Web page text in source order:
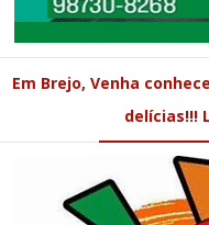
Em Brejo, Venha
delícias!!!